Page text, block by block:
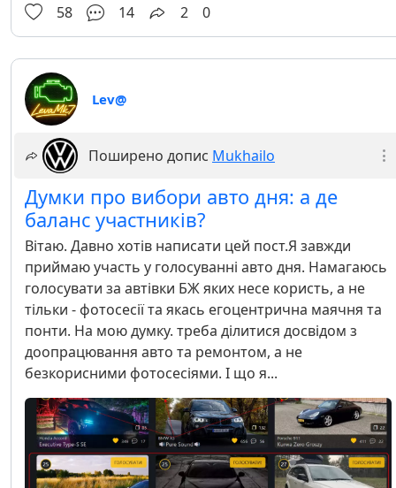
58 14 2 0
Lev@
Поширено допис Mukhailo
Думки про вибори авто дня: а де
баланс участників?
Вітаю. Давно хотів написати цей пост.Я завжди
приймаю участь у голосуванні авто дня. Намагаюсь
голосувати за автівки БЖ яких несе користь, а не
тільки - фотосесії та якась егоцентрична маячня та
понти. На мою думку. треба ділитися досвідом з
доопрацювання авто та ремонтом, а не
безкорисними фотосесіями. І що я...